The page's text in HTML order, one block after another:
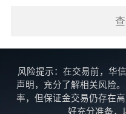
级；三是部分企业可能
可能被移出资产池
风险提示：在交易前，华
声明，充分了解相关风险
率，但保证金交易仍存在
好充分准备，